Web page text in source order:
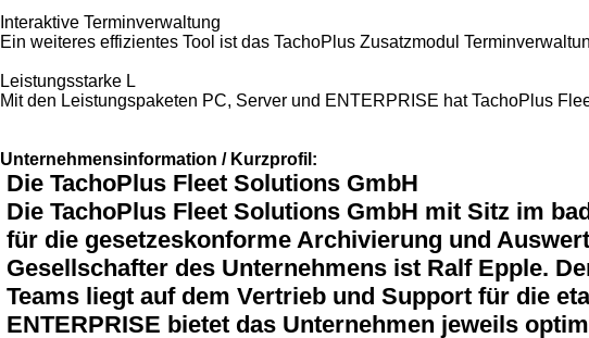
Interaktive Terminverwaltung
Ein weiteres effizientes Tool ist das TachoPlus Zusatzmodul
Leistungsstarke L
Mit den Leistungspaketen PC, Server und ENTERPRISE hat TachoPlus
Unternehmensinformation / Kurzprofil:
Die TachoPlus Fleet Solutions GmbH
Die TachoPlus Fleet Solutions GmbH mit Sitz im
für die gesetzeskonforme Archivierung und
Gesellschafter des Unternehmens ist Ralf Epple.
Teams liegt auf dem Vertrieb und Support für die
ENTERPRISE bietet das Unternehmen jeweils